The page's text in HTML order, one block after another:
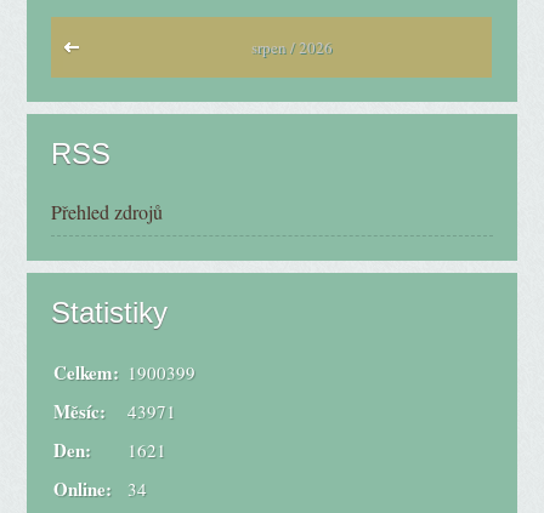
srpen / 2026
RSS
Přehled zdrojů
Statistiky
Online: 34
Celkem: 1900399
Měsíc: 43971
Den: 1621